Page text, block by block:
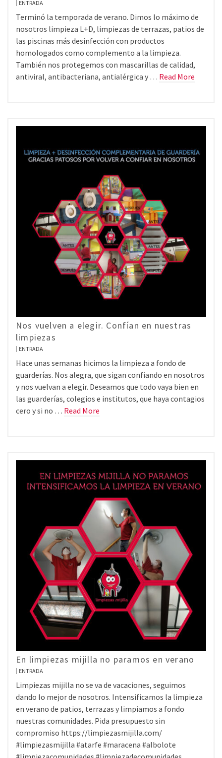
ENTRADA
Terminó la temporada de verano. Dimos lo máximo de
nosotros limpieza L+D, limpiezas de terrazas, patios de
las piscinas más desinfección con productos
homologados como complemento a la limpieza.
También nos protegemos con mascarillas de calidad,
antiviral, antibacteriana, antialérgica y … Read More
Nos vuelven a elegir. Confían en nuestras
limpiezas
ENTRADA
Hace unas semanas hicimos la limpieza a fondo de
guarderías. Nos alegra, que sigan confiando en nosotros
y nos vuelvan a elegir. Deseamos que todo vaya bien en
las guarderías, colegios e institutos, que haya contagios
cero y si no … Read More
En limpiezas mijilla no paramos en verano
ENTRADA
Limpiezas mijilla no se va de vacaciones, seguimos
dando lo mejor de nosotros. Intensificamos la limpieza
en verano de patios, terrazas y limpiamos a fondo
nuestras comunidades. Pida presupuesto sin
compromiso https://limpiezasmijilla.com/
#limpiezasmijilla #atarfe #maracena #albolote